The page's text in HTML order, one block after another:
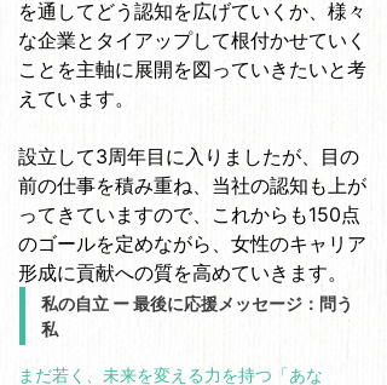
を通してどう認知を広げていくか、様々
な企業とタイアップして根付かせていく
ことを主軸に展開を図っていきたいと考
えています。
設立して3周年目に入りましたが、目の
前の仕事を積み重ね、当社の認知も上が
ってきていますので、これからも150点
のゴールを定めながら、女性のキャリア
形成に貢献への質を高めていきます。
私の自立 ー 最後に応援メッセージ：問う
私
まだ若く、未来を変える力を持つ「あな